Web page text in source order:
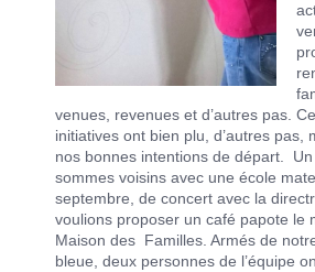
venues, revenues et d’autres pas.
initiatives ont bien plu, d’autres pas,
nos bonnes intentions de départ.
sommes voisins avec une école
septembre, de concert avec la
voulions proposer un café papote le
Maison des Familles. Armés de
bleue, deux personnes de l’équipe